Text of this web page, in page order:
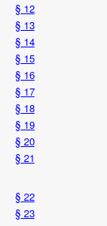
§ 12
§ 13
§ 14
§ 15
§ 16
§ 17
§ 18
§ 19
§ 20
§ 21
§ 22
§ 23